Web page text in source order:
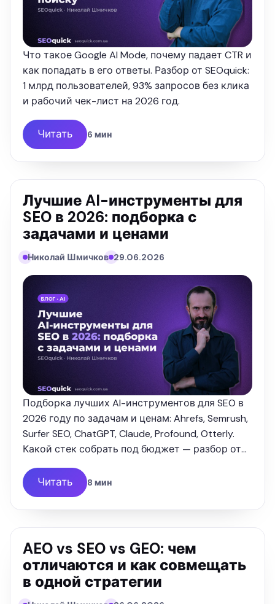
Что такое Google AI Mode, почему падает CTR и
как попадать в его ответы. Разбор от SEOquick:
1 млрд пользователей, 93% запросов без клика
и рабочий чек-лист на 2026 год.
Читать 6 мин
Лучшие AI-инструменты для
SEO в 2026: подборка с
задачами и ценами
Николай Шмичков 29.06.2026
Подборка лучших AI-инструментов для SEO в
2026 году по задачам и ценам: Ahrefs, Semrush,
Surfer SEO, ChatGPT, Claude, Profound, Otterly.
Какой стек собрать под бюджет — разбор от
Читать 8 мин
AEO vs SEO vs GEO: чем
отличаются и как совмещать
в одной стратегии